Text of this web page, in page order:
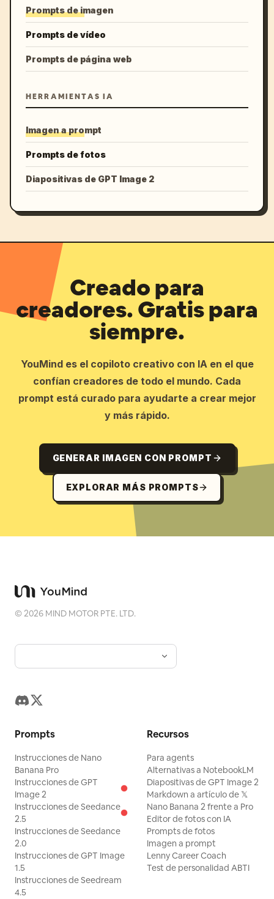
Prompts de imagen
Prompts de vídeo
Prompts de página web
HERRAMIENTAS IA
Imagen a prompt
Prompts de fotos
Diapositivas de GPT Image 2
Creado para
creadores. Gratis para
siempre.
YouMind es el copiloto creativo con IA en el que
confían creadores de todo el mundo. Cada
prompt está curado para ayudarte a crear mejor
y más rápido.
GENERAR IMAGEN CON PROMPT
EXPLORAR MÁS PROMPTS
©2026 MIND MOTOR PTE. LTD.
Prompts
Instrucciones de Nano
Banana Pro
Instrucciones de GPT
Image 2
Instrucciones de Seedance
2.5
Instrucciones de Seedance
2.0
Instrucciones de GPT Image
1.5
Instrucciones de Seedream
4.5
Recursos
Para agents
Alternativas a NotebookLM
Diapositivas de GPT Image 2
Markdown a artículo de 𝕏
Nano Banana 2 frente a Pro
Editor de fotos con IA
Prompts de fotos
Imagen a prompt
Lenny Career Coach
Test de personalidad ABTI